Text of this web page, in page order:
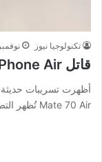
تكنولوجيا نيوز نوفمبر 5, 2025
قاتل iPhone Air من هواوي يظهر في صور مذهلة
Mate 70 Air تُظهر التصميم النحيف للهاتف الذكي قبيل…